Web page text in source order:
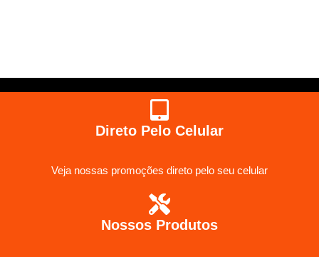
Direto Pelo Celular
Veja nossas promoções direto pelo seu celular
Nossos Produtos